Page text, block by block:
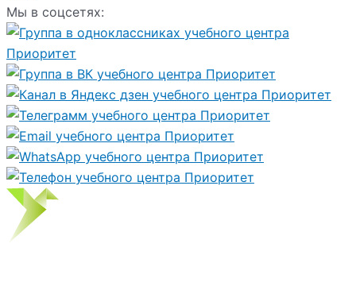
Мы в соцсетях: